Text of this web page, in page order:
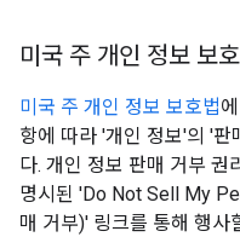
미국 주 개인 정보 보
미국 주 개인 정보 보호법
항에 따라 '개인 정보'의 '판
다. 개인 정보 판매 거부 권
명시된 'Do Not Sell My
매 거부)' 링크를 통해 행사